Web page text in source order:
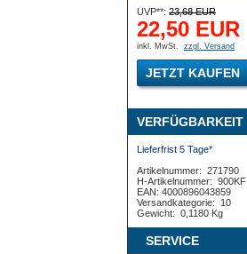
UVP**: 23,68 EUR
22,50 EUR
inkl. MwSt. zzgl. Versand
JETZT KAUFEN
VERFÜGBARKEIT
Lieferfrist 5 Tage*
Artikelnummer: 271790
H-Artikelnummer: 900KF
EAN: 4000896043859
Versandkategorie:
10
Gewicht: 0,1180 Kg
SERVICE